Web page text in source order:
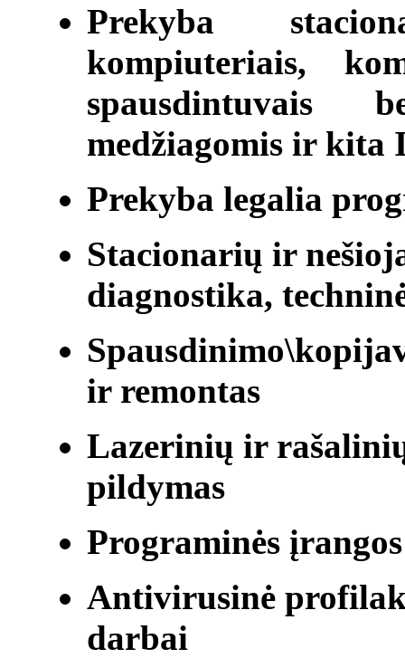
Prekyba
kompiuteriais,
spausdintuvais
medžiagomis ir kita
Prekyba legalia
Stacionarių ir
diagnostika,
ir remontas
Lazerinių ir
pildymas
Programinės
Antivirusinė
darbai